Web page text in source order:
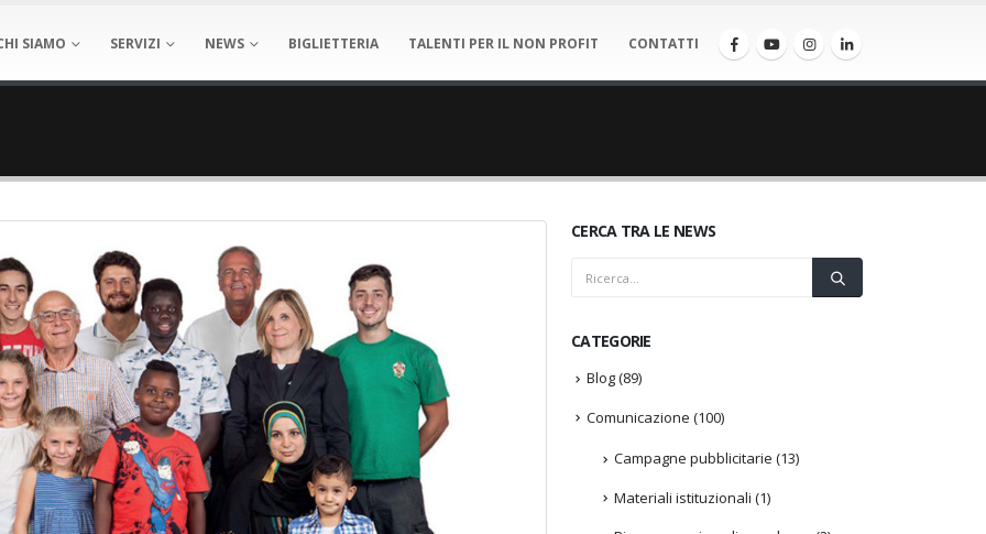
SIAMO SERVIZI NEWS BIGLIETTERIA TALENTI PER IL NON PROFIT CONTATTI
CERCA TRA LE NEWS
CATEGORIE
Blog(89)
Comunicazione (100)
Campagne pubblicitarie (13)
Materiali istituzionali (1)